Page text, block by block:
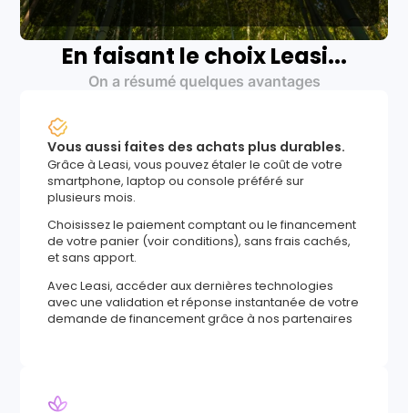
En faisant le choix Leasi...
On a résumé quelques avantages
Vous aussi faites des achats plus durables.
Grâce à Leasi, vous pouvez étaler le coût de votre
smartphone, laptop ou console préféré sur
plusieurs mois.
Choisissez le paiement comptant ou le financement
de votre panier (voir conditions), sans frais cachés,
et sans apport.
Avec Leasi, accéder aux dernières technologies
avec une validation et réponse instantanée de votre
demande de financement grâce à nos partenaires